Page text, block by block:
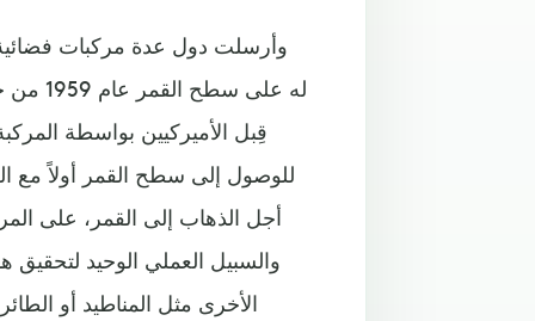
وأرسلت دول عدة مركبات
للوصول إلى سطح القمر أولاً
أجل الذهاب إلى القمر، على
والسبيل العملي الوحيد
الأخرى مثل المناطيد أو